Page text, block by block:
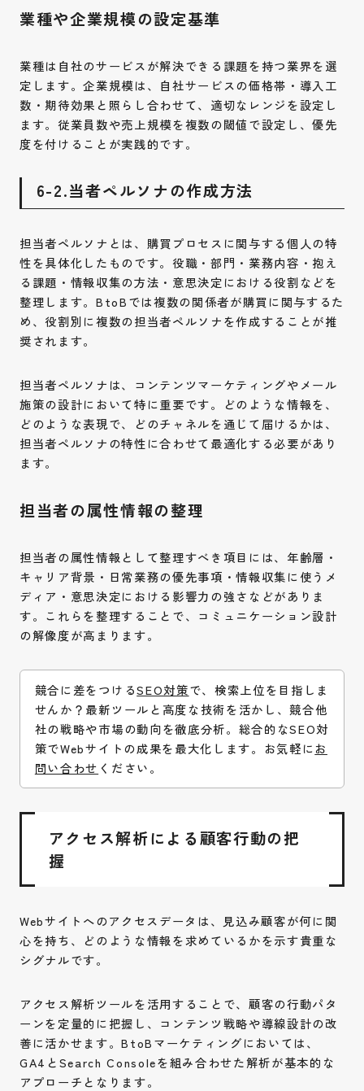
お問い合わせ
Recruit
Instagram
業種や企業規模の設定基準
業種は自社のサービスが解決できる課題を持つ業界を選
定します。企業規模は、自社サービスの価格帯・導入工
数・期待効果と照らし合わせて、適切なレンジを設定し
ます。従業員数や売上規模を複数の閾値で設定し、優先
度を付けることが実践的です。
6-2.当者ペルソナの作成方法
担当者ペルソナとは、購買プロセスに関与する個人の特
性を具体化したものです。役職・部門・業務内容・抱え
る課題・情報収集の方法・意思決定における役割などを
整理します。BtoBでは複数の関係者が購買に関与するた
め、役割別に複数の担当者ペルソナを作成することが推
奨されます。
担当者ペルソナは、コンテンツマーケティングやメール
施策の設計において特に重要です。どのような情報を、
どのような表現で、どのチャネルを通じて届けるかは、
担当者ペルソナの特性に合わせて最適化する必要があり
ます。
担当者の属性情報の整理
担当者の属性情報として整理すべき項目には、年齢層・
キャリア背景・日常業務の優先事項・情報収集に使うメ
ディア・意思決定における影響力の強さなどがありま
す。これらを整理することで、コミュニケーション設計
の解像度が高まります。
競合に差をつけるSEO対策で、検索上位を目指しま
せんか？最新ツールと高度な技術を活かし、競合他
社の戦略や市場の動向を徹底分析。総合的なSEO対
策でWebサイトの成果を最大化します。お気軽にお
問い合わせ ください。
アクセス解析による顧客行動の把
握
Webサイトへのアクセスデータは、見込み顧客が何に関
心を持ち、どのような情報を求めているかを示す貴重な
シグナルです。
アクセス解析ツールを活用することで、顧客の行動パタ
ーンを定量的に把握し、コンテンツ戦略や導線設計の改
善に活かせます。BtoBマーケティングにおいては、
GA4とSearch Consoleを組み合わせた解析が基本的な
アプローチとなります。